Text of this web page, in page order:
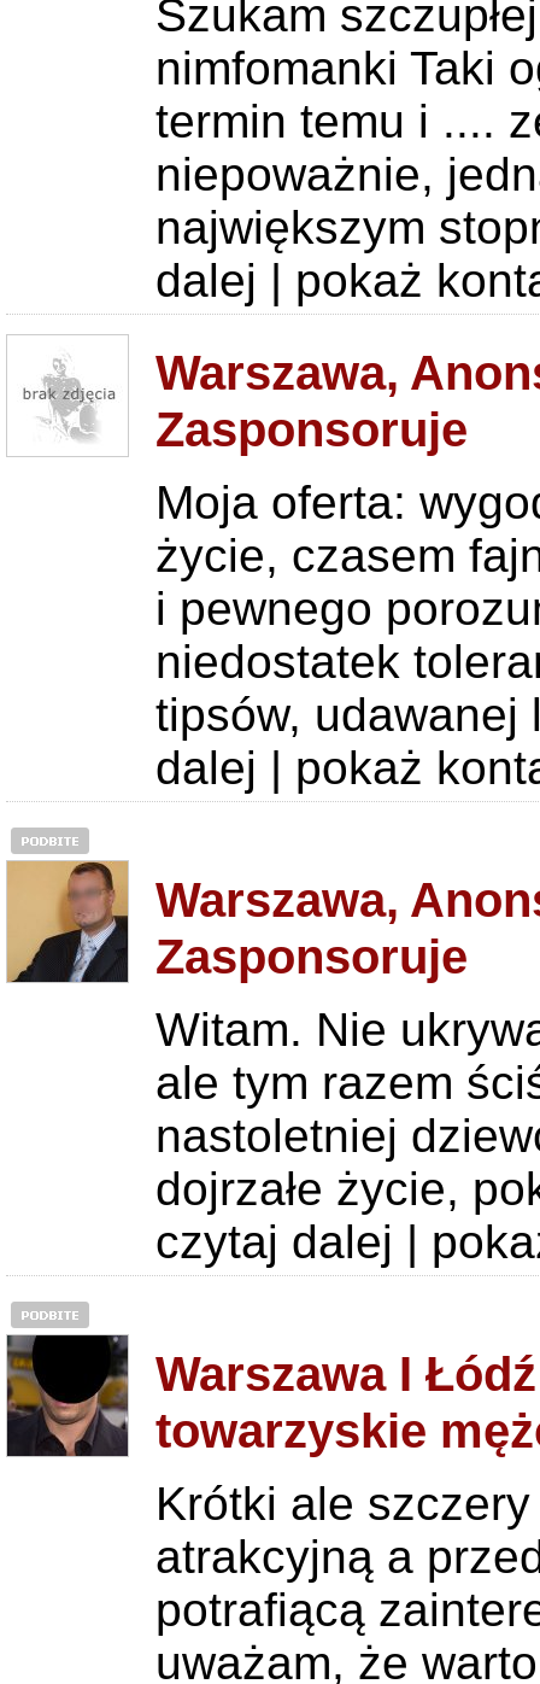
Szukam
nimfomanki Taki
termin temu i ....
niepoważnie,
największym
dalej | pokaż
Warszawa,
Zasponsoruje
Moja oferta:
życie, czasem
i pewnego
niedostatek
tipsów, udawanej
dalej | pokaż
Warszawa,
Zasponsoruje
Witam. Nie
ale tym razem
nastoletniej
dojrzałe życie,
czytaj dalej |
Warszawa I
towarzyskie
Krótki ale
atrakcyjną a
potrafiącą
uważam, że